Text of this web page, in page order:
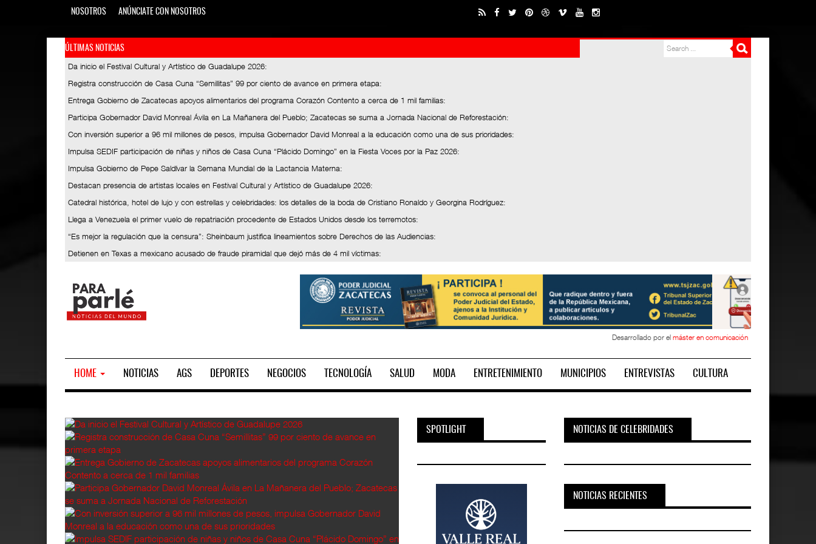
NOSOTROS ANÚNCIATE CON NOSOTROS
ÚLTIMAS NOTICIAS
Da inicio el Festival Cultural y Artístico de Guadalupe 2026:
Registra construcción de Casa Cuna “Semillitas” 99 por ciento de avance en primera etapa:
Entrega Gobierno de Zacatecas apoyos alimentarios del programa Corazón Contento a cerca de 1 mil familias:
Participa Gobernador David Monreal Ávila en La Mañanera del Pueblo; Zacatecas se suma a Jornada Nacional de Reforestación:
Con inversión superior a 96 mil millones de pesos, impulsa Gobernador David Monreal a la educación como una de sus prioridades:
Impulsa SEDIF participación de niñas y niños de Casa Cuna “Plácido Domingo” en la Fiesta Voces por la Paz 2026:
Impulsa Gobierno de Pepe Saldívar la Semana Mundial de la Lactancia Materna:
Destacan presencia de artistas locales en Festival Cultural y Artístico de Guadalupe 2026:
Catedral histórica, hotel de lujo y con estrellas y celebridades: los detalles de la boda de Cristiano Ronaldo y Georgina Rodríguez:
Llega a Venezuela el primer vuelo de repatriación procedente de Estados Unidos desde los terremotos:
“Es mejor la regulación que la censura”: Sheinbaum justifica lineamientos sobre Derechos de las Audiencias:
Detienen en Texas a mexicano acusado de fraude piramidal que dejó más de 4 mil víctimas:
Desarrollado por el máster en comunicación
HOME NOTICIAS AGS DEPORTES NEGOCIOS TECNOLOGÍA SALUD MODA ENTRETENIMIENTO MUNICIPIOS ENTREVISTAS CULTURA
SPOTLIGHT NOTICIAS DE CELEBRIDADES
NOTICIAS RECIENTES